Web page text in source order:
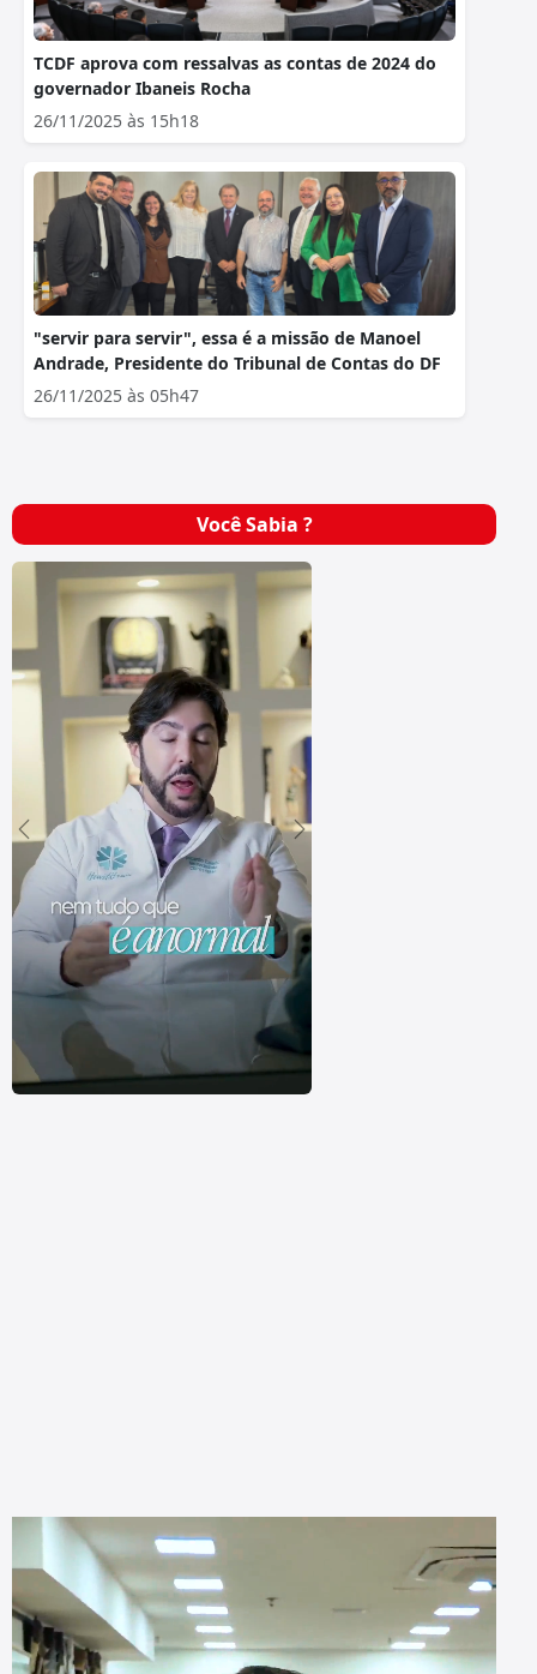
TCDF aprova com ressalvas as contas de 2024 do
governador Ibaneis Rocha
26/11/2025 às 15h18
"servir para servir", essa é a missão de Manoel
Andrade, Presidente do Tribunal de Contas do DF
26/11/2025 às 05h47
Você Sabia ?